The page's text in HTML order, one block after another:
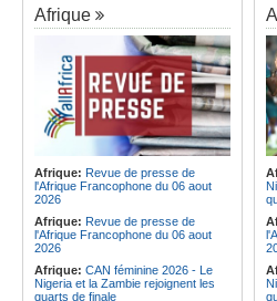
Afrique
Afrique: Revue de presse de
l'Afrique Francophone du 06 aout
2026
Afrique: Revue de presse de
l'Afrique Francophone du 06 aout
2026
Afrique: CAN féminine 2026 - Le
Nigeria et la Zambie rejoignent les
quarts de finale